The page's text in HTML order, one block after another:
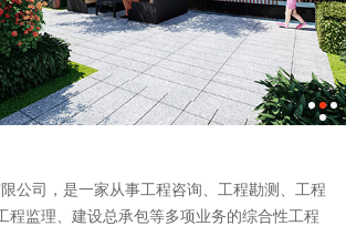
公司，是一家从事工程咨询、工程勘测、工程
程监理、建设总承包等多项业务的综合性工程